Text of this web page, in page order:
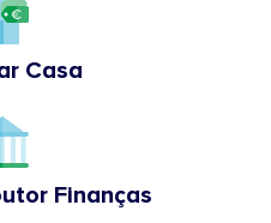
Casa
Finanças